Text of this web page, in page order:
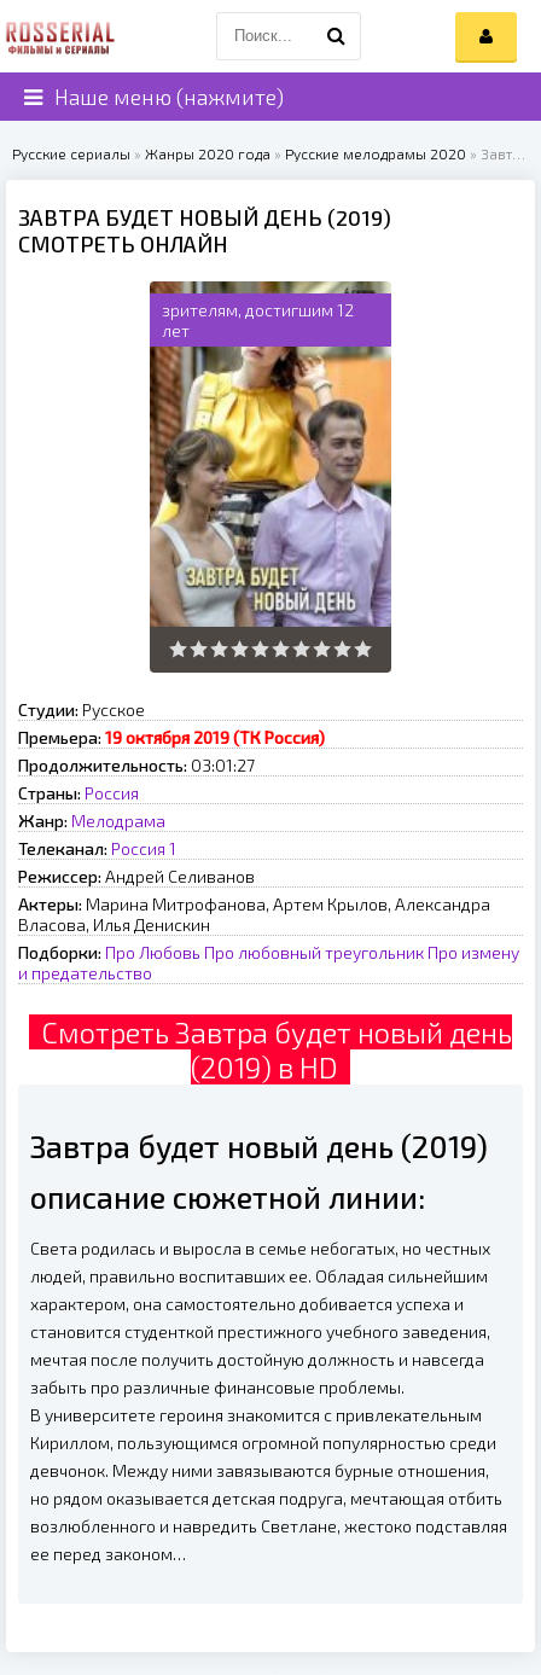
Наше меню (нажмите)
Русские сериалы » Жанры 2020 года » Русские мелодрамы 2020 » Завтра будет новый день (2019)
ЗАВТРА БУДЕТ НОВЫЙ ДЕНЬ (2019)
СМОТРЕТЬ ОНЛАЙН
зрителям, достигшим 12
лет
Студии: Русское
Премьера: 19 октября 2019 (ТК Россия)
Продолжительность: 03:01:27
Страны: Россия
Жанр: Мелодрама
Телеканал: Россия 1
Режиссер: Андрей Селиванов
Актеры: Марина Митрофанова, Артем Крылов, Александра
Власова, Илья Денискин
Подборки: Про Любовь Про любовный треугольник Про измену
и предательство
Смотреть Завтра будет новый день
(2019) в HD
Завтра будет новый день (2019)
описание сюжетной линии:
Света родилась и выросла в семье небогатых, но честных
людей, правильно воспитавших ее. Обладая сильнейшим
характером, она самостоятельно добивается успеха и
становится студенткой престижного учебного заведения,
мечтая после получить достойную должность и навсегда
забыть про различные финансовые проблемы.
В университете героиня знакомится с привлекательным
Кириллом, пользующимся огромной популярностью среди
девчонок. Между ними завязываются бурные отношения,
но рядом оказывается детская подруга, мечтающая отбить
возлюбленного и навредить Светлане, жестоко подставляя
ее перед законом…